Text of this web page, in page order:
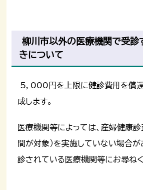
柳川市以外の医療機関で受診
きについて
5，000円を上限に健診費用を償
成します。
医療機関等によっては、産婦健康
間が対象）を実施していない場合が
診されている医療機関等にお尋ねく